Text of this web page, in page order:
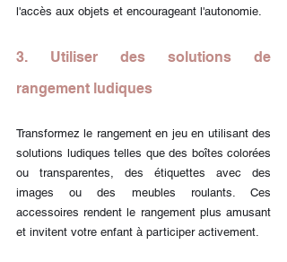
l'accès aux objets et encourageant l'autonomie.
3. Utiliser des solutions de
rangement ludiques
Transformez le rangement en jeu en utilisant des
solutions ludiques telles que des boîtes colorées
ou transparentes, des étiquettes avec des
images ou des meubles roulants. Ces
accessoires rendent le rangement plus amusant
et invitent votre enfant à participer activement.